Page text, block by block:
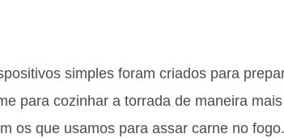
simples foram criados para
para cozinhar a torrada de maneira
os que usamos para assar carne no fogo.